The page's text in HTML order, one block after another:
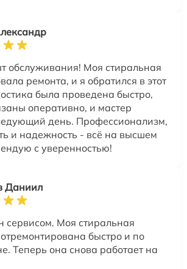
обслуживания! Моя стиральная
ремонта, и я обратился в этот
была проведена быстро,
оперативно, и мастер
день. Профессионализм,
и надежность - всё на высшем
с уверенностью!
Даниил
сервисом. Моя стиральная
быстро и по
Теперь она снова работает на